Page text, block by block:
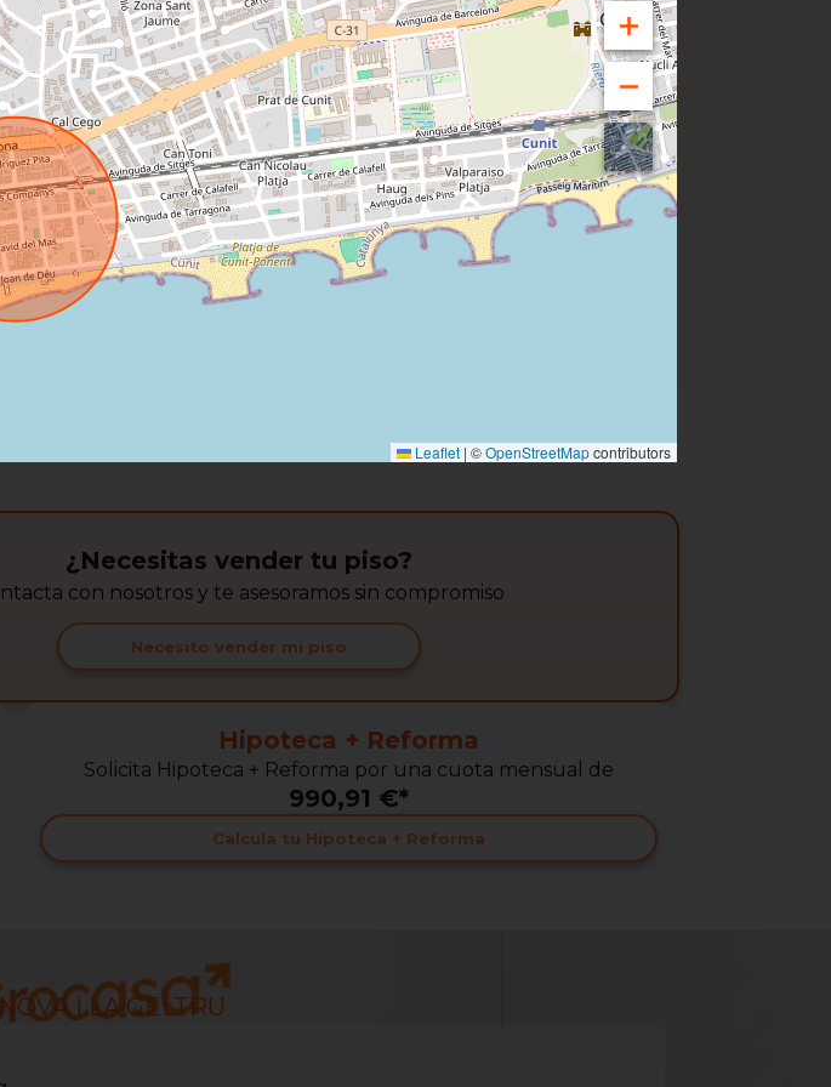
Leaflet | ©OpenStreetMapcontributors
¿Necesitas vender tu piso?
con nosotros y te asesoramos sin compromiso
Necesito vender mi piso
Hipoteca + Reforma
Solicita Hipoteca + Reforma por una cuota mensual de
990,91 €*
Calcula tu Hipoteca + Reforma
I LA GELTRU